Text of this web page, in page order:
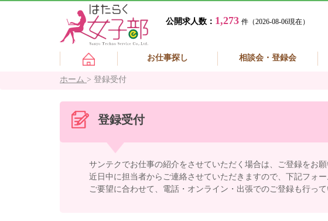
公開求人数： 1,273 件（2026-08-06現在）
お仕事探し 相談会・登録会
ホーム > 登録受付
登録受付
サンテクでお仕事の紹介をさせていただく場合は、ご登録をお願
近日中に担当者からご連絡させていただきますので、下記フォ
ご要望に合わせて、電話・オンライン・出張でのご登録も行っ